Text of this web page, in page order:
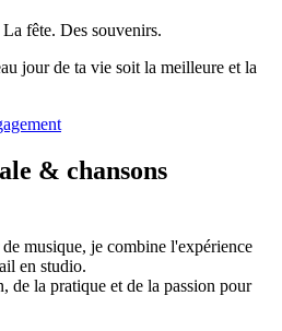
fête. Des souvenirs.
jour de ta vie soit la meilleure et la
& chansons
musique, je combine l'expérience
en studio.
de la pratique et de la passion pour